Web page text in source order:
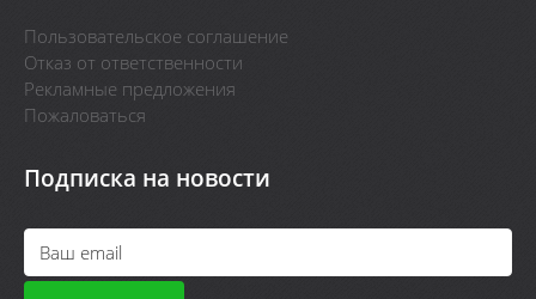
Пользовательское соглашение
Отказ от ответственности
Рекламные предложения
Пожаловаться
Подписка на новости